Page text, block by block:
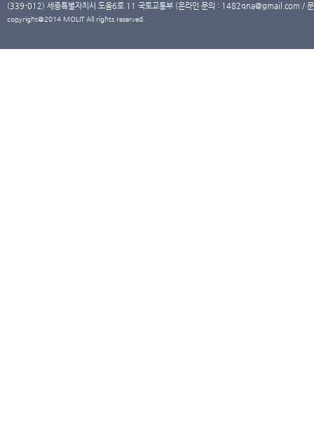
(339-012) 세종특별자치시 도움6로 11 국토교통부 (온라인 문의 : 1482qna@gmail.com /
copyright@2014 MOLIT All rights reserved.